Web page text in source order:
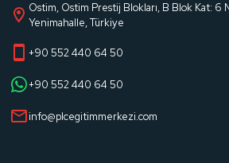
Ostim, Ostim Prestij Blokları, B Blok Kat: 6
Yenimahalle, Türkiye
+90 552 440 64 50
+90 552 440 64 50
info@plcegitimmerkezi.com